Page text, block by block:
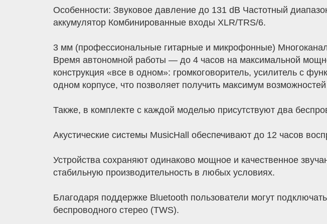
Особенности: Звуковое давление до 131 dB Частотный
аккумулятор Комбинированные входы XLR/TRS/6.
3 мм (профессиональные гитарные и микрофонные)
Время автономной работы — до 4 часов на максимальной
конструкция «все в одном»: громкоговоритель, усилитель с
одном корпусе, что позволяет получить максимум
Также, в комплекте с каждой моделью присутствуют два
Акустические системы MusicHall обеспечивают до 12 часов
Устройства сохраняют одинаково мощное и качественное
стабильную производительность в любых условиях.
Благодаря поддержке Bluetooth пользователи могут
беспроводного стерео (TWS).